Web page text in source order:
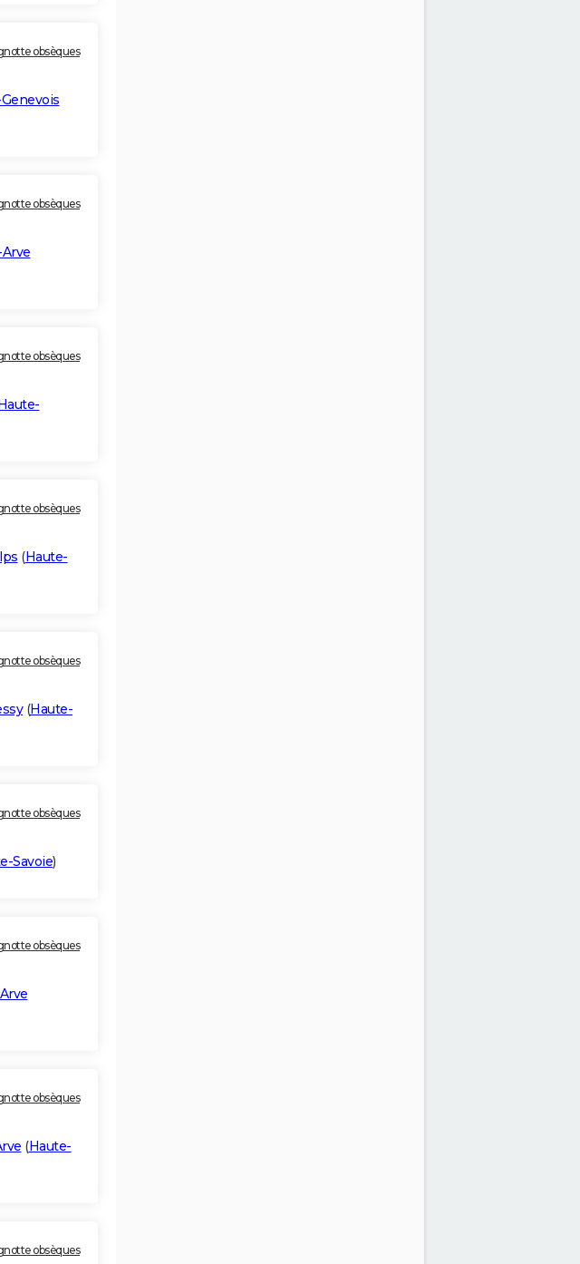
obsèques
obsèques
obsèques
obsèques
(Haute-
obsèques
(Haute-
obsèques
Savoie)
obsèques
obsèques
(Haute-
obsèques